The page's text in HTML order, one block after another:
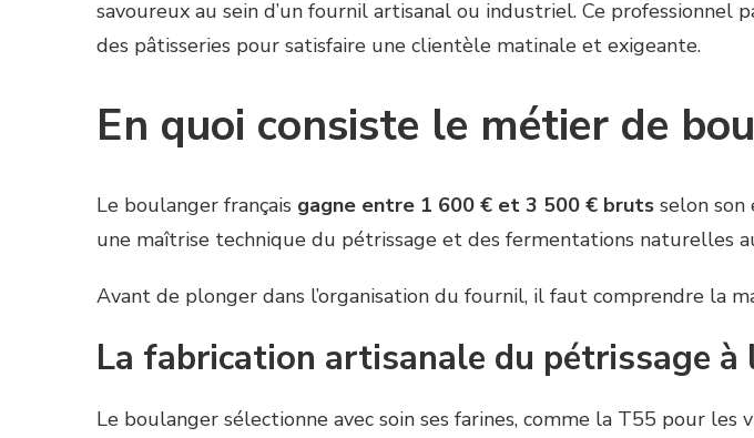
savoureux au sein d’un fournil artisanal ou industriel. Ce professionnel
des pâtisseries pour satisfaire une clientèle matinale et exigeante.
En quoi consiste le métier de
Le boulanger français gagne entre 1 600 € et 3 500 € bruts selon son
une maîtrise technique du pétrissage et des fermentations naturelles
Avant de plonger dans l’organisation du fournil, il faut comprendre la
La fabrication artisanale du pétrissage à
Le boulanger sélectionne avec soin ses farines, comme la T55 pour